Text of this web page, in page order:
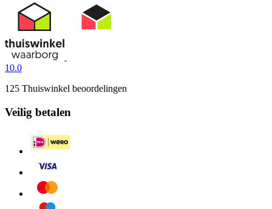
10.0
125 Thuiswinkel beoordelingen
Veilig betalen